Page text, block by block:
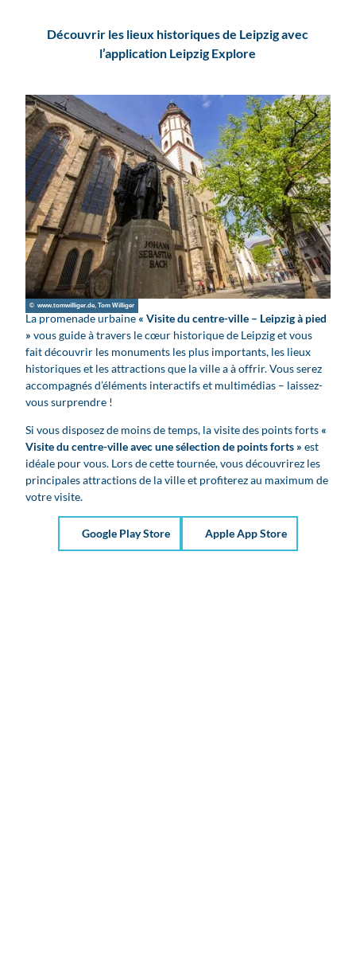
Découvrir les lieux historiques de Leipzig avec
l’application Leipzig Explore
© www.tomwilliger.de, Tom Williger
La promenade urbaine « Visite du centre-ville – Leipzig à pied
» vous guide à travers le cœur historique de Leipzig et vous
fait découvrir les monuments les plus importants, les lieux
historiques et les attractions que la ville a à offrir. Vous serez
accompagnés d’éléments interactifs et multimédias – laissez-
vous surprendre !
Si vous disposez de moins de temps, la visite des points forts «
Visite du centre-ville avec une sélection de points forts » est
idéale pour vous. Lors de cette tournée, vous découvrirez les
principales attractions de la ville et profiterez au maximum de
votre visite.
Google Play Store Apple App Store